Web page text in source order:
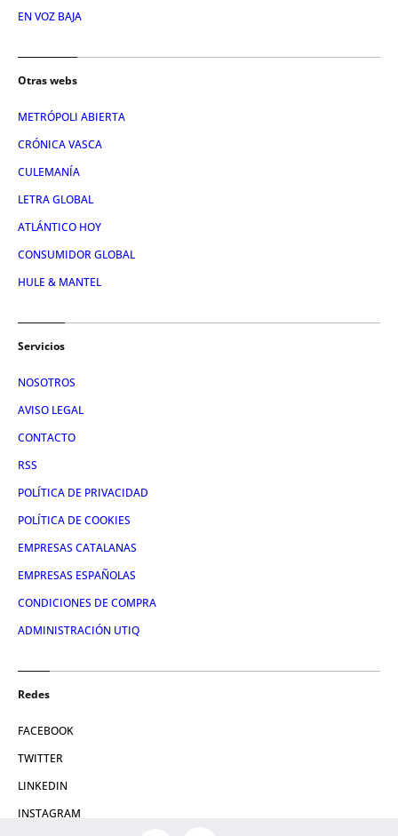
EN VOZ BAJA
Otras webs
METRÓPOLI ABIERTA
CRÓNICA VASCA
CULEMANÍA
LETRA GLOBAL
ATLÁNTICO HOY
CONSUMIDOR GLOBAL
HULE & MANTEL
Servicios
NOSOTROS
AVISO LEGAL
CONTACTO
RSS
POLÍTICA DE PRIVACIDAD
POLÍTICA DE COOKIES
EMPRESAS CATALANAS
EMPRESAS ESPAÑOLAS
CONDICIONES DE COMPRA
ADMINISTRACIÓN UTIQ
Redes
FACEBOOK
TWITTER
LINKEDIN
INSTAGRAM